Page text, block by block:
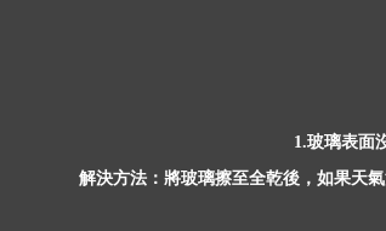
1.玻璃表面
解決方法：將玻璃擦至全乾後，如果天